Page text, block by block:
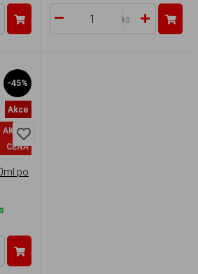
ks
-45%
Akce
AKČNÍ
CENA
po